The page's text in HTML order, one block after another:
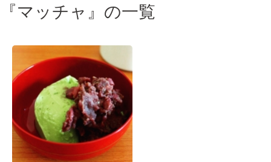
『マッチャ』の一覧